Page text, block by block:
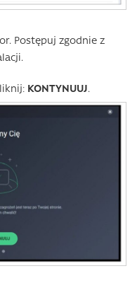
Postępuj zgodnie z
KONTYNUUJ.